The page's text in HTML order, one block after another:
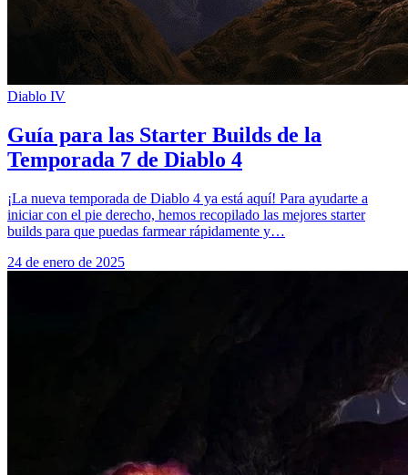
Diablo IV
Guía para las Starter Builds de la
Temporada 7 de Diablo 4
¡La nueva temporada de Diablo 4 ya está aquí! Para ayudarte a
iniciar con el pie derecho, hemos recopilado las mejores starter
builds para que puedas farmear rápidamente y…
24 de enero de 2025